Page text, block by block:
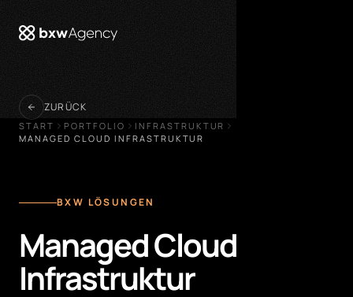
ZURÜCK
START PORTFOLIO
INFRASTRUKTUR
MANAGED CLOUD INFRASTRUKTUR
BXW LÖSUNGEN
Managed Cloud
Infrastruktur